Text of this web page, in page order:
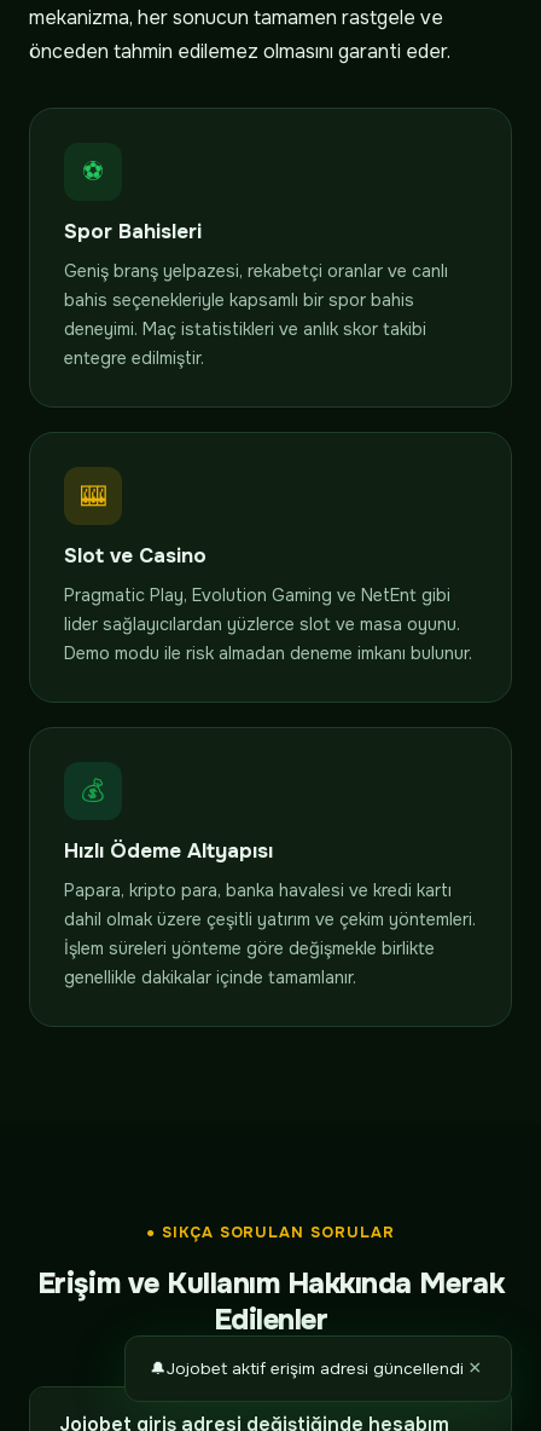
mekanizma, her sonucun tamamen rastgele ve
önceden tahmin edilemez olmasını garanti eder.
⚽
Spor Bahisleri
Geniş branş yelpazesi, rekabetçi oranlar ve canlı
bahis seçenekleriyle kapsamlı bir spor bahis
deneyimi. Maç istatistikleri ve anlık skor takibi
entegre edilmiştir.
🎰
Slot ve Casino
Pragmatic Play, Evolution Gaming ve NetEnt gibi
lider sağlayıcılardan yüzlerce slot ve masa oyunu.
Demo modu ile risk almadan deneme imkanı bulunur.
💰
Hızlı Ödeme Altyapısı
Papara, kripto para, banka havalesi ve kredi kartı
dahil olmak üzere çeşitli yatırım ve çekim yöntemleri.
İşlem süreleri yönteme göre değişmekle birlikte
genellikle dakikalar içinde tamamlanır.
● SIKÇA SORULAN SORULAR
Erişim ve Kullanım Hakkında Merak
Edilenler
Jojobet giriş adresi değiştiğinde hesabım
🔔Jojobet aktif erişim adresi güncellendi ×